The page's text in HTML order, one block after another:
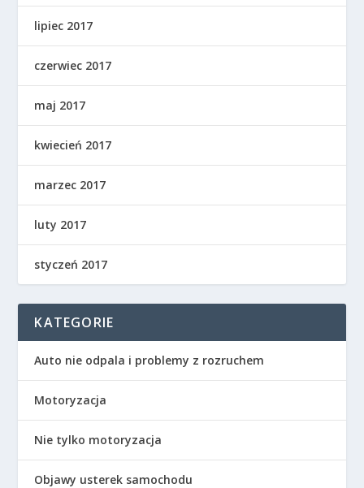
lipiec 2017
czerwiec 2017
maj 2017
kwiecień 2017
marzec 2017
luty 2017
styczeń 2017
KATEGORIE
Auto nie odpala i problemy z rozruchem
Motoryzacja
Nie tylko motoryzacja
Objawy usterek samochodu